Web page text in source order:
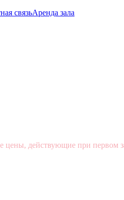
связьАренда зала
цены, действующие при первом